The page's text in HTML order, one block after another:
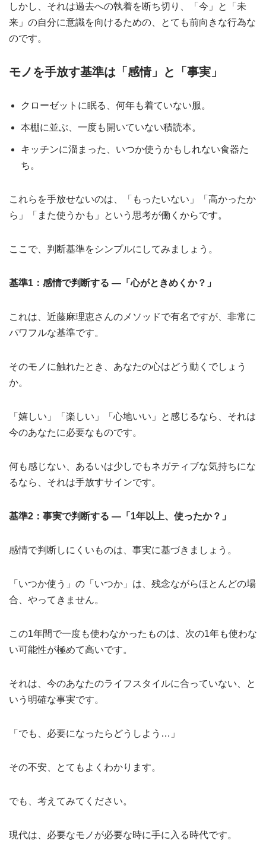
しかし、それは過去への執着を断ち切り、「今」と「未
来」の自分に意識を向けるための、とても前向きな行為な
のです。
モノを手放す基準は「感情」と「事実」
クローゼットに眠る、何年も着ていない服。
本棚に並ぶ、一度も開いていない積読本。
キッチンに溜まった、いつか使うかもしれない食器た
ち。
これらを手放せないのは、「もったいない」「高かったか
ら」「また使うかも」という思考が働くからです。
ここで、判断基準をシンプルにしてみましょう。
基準1：感情で判断する ―「心がときめくか？」
これは、近藤麻理恵さんのメソッドで有名ですが、非常に
パワフルな基準です。
そのモノに触れたとき、あなたの心はどう動くでしょう
か。
「嬉しい」「楽しい」「心地いい」と感じるなら、それは
今のあなたに必要なものです。
何も感じない、あるいは少しでもネガティブな気持ちにな
るなら、それは手放すサインです。
基準2：事実で判断する ―「1年以上、使ったか？」
感情で判断しにくいものは、事実に基づきましょう。
「いつか使う」の「いつか」は、残念ながらほとんどの場
合、やってきません。
この1年間で一度も使わなかったものは、次の1年も使わな
い可能性が極めて高いです。
それは、今のあなたのライフスタイルに合っていない、と
いう明確な事実です。
「でも、必要になったらどうしよう…」
その不安、とてもよくわかります。
でも、考えてみてください。
現代は、必要なモノが必要な時に手に入る時代です。